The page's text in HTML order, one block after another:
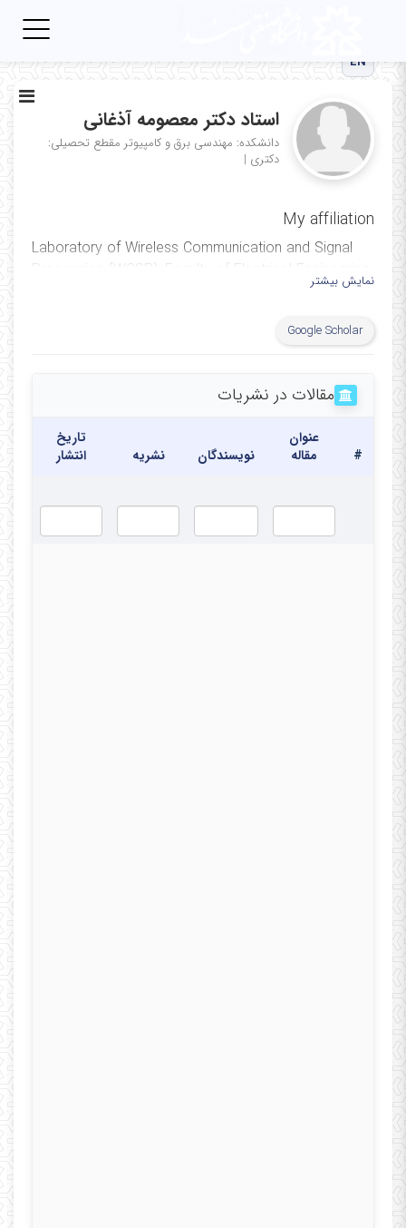
EN
استاد دکتر معصومه آذغانی
دانشکده: مهندسی برق و کامپیوتر مقطع تحصیلی:
دکتری |
My affiliation
Laboratory of Wireless Communication and Signal
Processing (WCSP)‎, ‎Faculty of Electrical Engineering‎,
نمایش بیشتر
Google Scholar
مقالات در نشریات
#
عنوان
مقاله
نویسندگان نشریه
تاریخ
انتشار